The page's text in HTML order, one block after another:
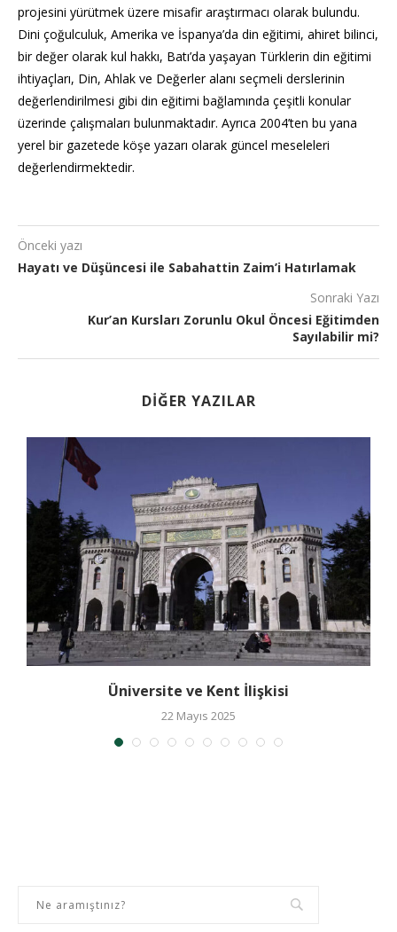
projesini yürütmek üzere misafir araştırmacı olarak bulundu.
Dini çoğulculuk, Amerika ve İspanya’da din eğitimi, ahiret bilinci,
bir değer olarak kul hakkı, Batı’da yaşayan Türklerin din eğitimi
ihtiyaçları, Din, Ahlak ve Değerler alanı seçmeli derslerinin
değerlendirilmesi gibi din eğitimi bağlamında çeşitli konular
üzerinde çalışmaları bulunmaktadır. Ayrıca 2004’ten bu yana
yerel bir gazetede köşe yazarı olarak güncel meseleleri
değerlendirmektedir.
Önceki yazı
Hayatı ve Düşüncesi ile Sabahattin Zaim’i Hatırlamak
Sonraki Yazı
Kur’an Kursları Zorunlu Okul Öncesi Eğitimden
Sayılabilir mi?
DIĞER YAZILAR
Üniversite ve Kent İlişkisi
22 Mayıs 2025